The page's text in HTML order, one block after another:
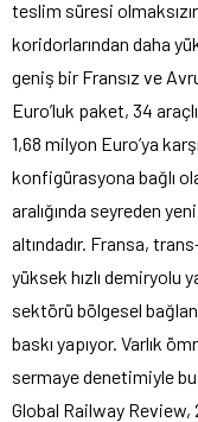
teslim süresi
koridorlarından daha
geniş bir Fransız ve
Euro’luk paket, 34
1,68 milyon Euro’ya
konfigürasyona bağlı
aralığında seyreden
altındadır. Fransa,
yüksek hızlı demiryolu
sektörü bölgesel
baskı yapıyor. Varlık
sermaye denetimiyle
Global Railway Review,